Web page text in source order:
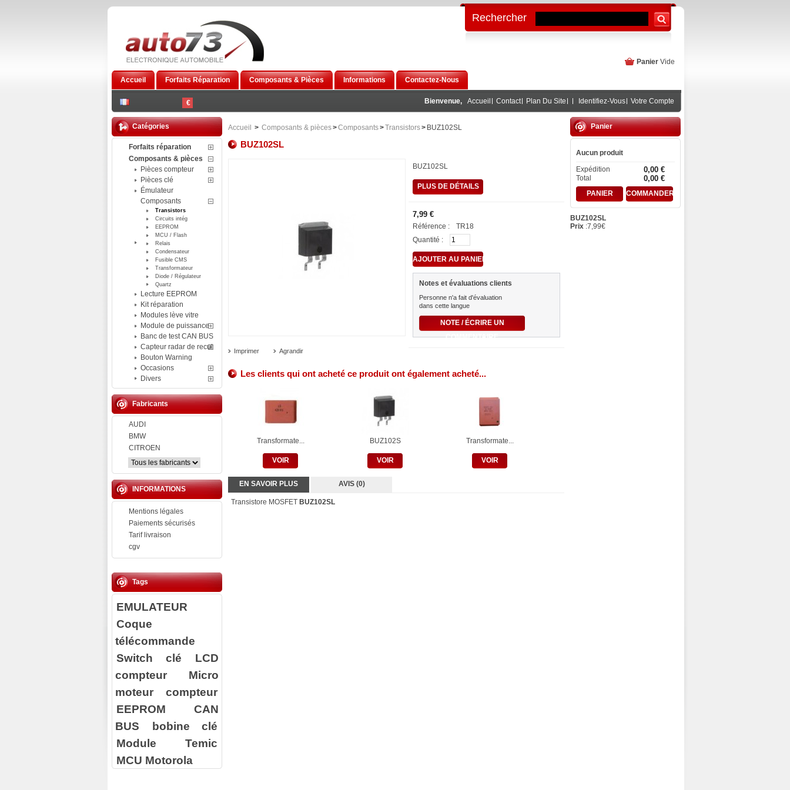
€
Accueil Forfaits Réparation Composants & Pièces Informations Contactez-Nous
Panier Vide
Bienvenue, Accueil Contact Plan Du Site Identifiez-Vous Votre Compte
Rechercher
Catégories
Forfaits réparation
Composants & pièces
Pièces compteur
Pièces clé
Émulateur
Composants
Transistors
Circuits intég
EEPROM
MCU / Flash
Relais
Condensateur
Fusible CMS
Transformateur
Diode / Régulateur
Quartz
Lecture EEPROM
Kit réparation
Modules lève vitre
Module de puissance
Banc de test CAN BUS
Capteur radar de recul
Bouton Warning
Occasions
Divers
Fabricants
AUDI
BMW
CITROEN
INFORMATIONS
Mentions légales
Paiements sécurisés
Tarif livraison
cgv
Tags
EMULATEUR
Coque
télécommande
Switch clé
LCD
compteur
Micro
moteur compteur
EEPROM
CAN
BUS
bobine clé
Module Temic
MCU Motorola
Accueil > Composants & pièces>Composants>Transistors> BUZ102SL
BUZ102SL
Imprimer Agrandir
BUZ102SL
PLUS DE DÉTAILS
7,99 €
Référence :
TR18
Quantité :
Notes et évaluations clients
Personne n'a fait d'évaluation
dans cette langue
NOTE / ÉCRIRE UN
COMMENTAIRE
Les clients qui ont acheté ce produit ont également acheté...
Transformate...
VOIR
BUZ102S
VOIR
Transformate...
VOIR
EN SAVOIR PLUS AVIS (0)
Transistore MOSFET BUZ102S L
Panier
Aucun produit
Expédition
0,00 €
Total 0,00 €
PANIER COMMANDER
BUZ102SL
Prix :7,99€